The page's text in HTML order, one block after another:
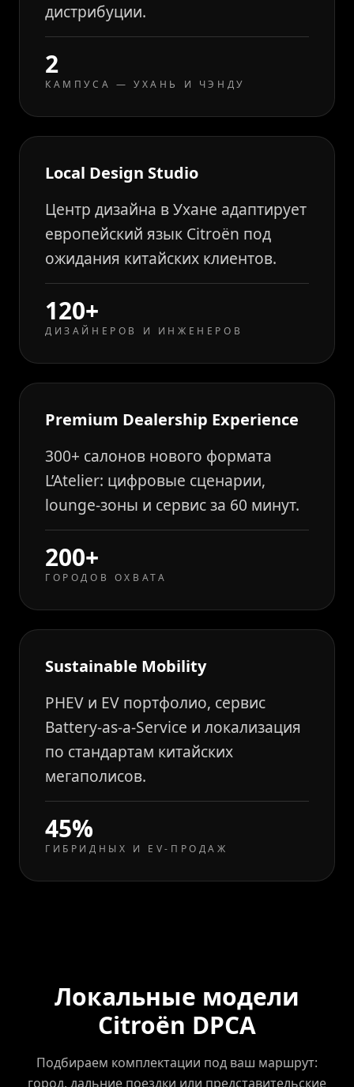
дистрибуции.
2
КАМПУСА — УХАНЬ И ЧЭНДУ
Local Design Studio
Центр дизайна в Ухане адаптирует
европейский язык Citroën под
ожидания китайских клиентов.
120+
ДИЗАЙНЕРОВ И ИНЖЕНЕРОВ
Premium Dealership Experience
300+ салонов нового формата
L’Atelier: цифровые сценарии,
lounge-зоны и сервис за 60 минут.
200+
ГОРОДОВ ОХВАТА
Sustainable Mobility
PHEV и EV портфолио, сервис
Battery-as-a-Service и локализация
по стандартам китайских
мегаполисов.
45%
ГИБРИДНЫХ И EV-ПРОДАЖ
Локальные модели
Citroën DPCA
Подбираем комплектации под ваш маршрут:
город, дальние поездки или представительские